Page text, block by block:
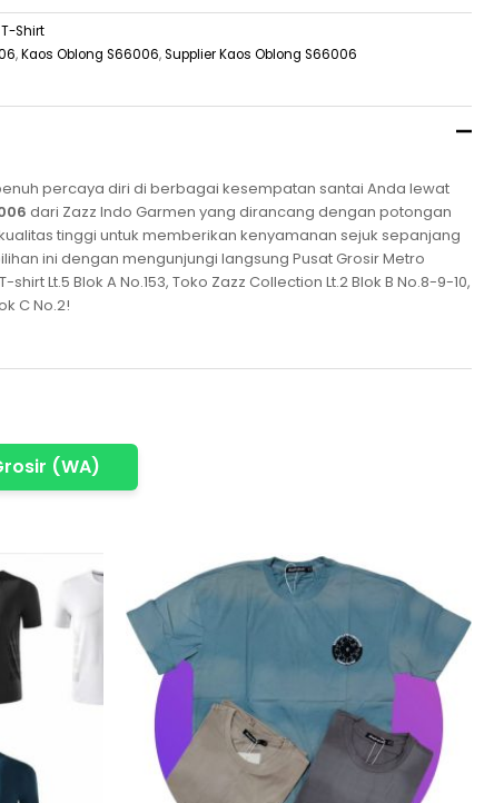
Shirt
,Kaos Oblong S66006,Supplier Kaos Oblong S66006
percaya diri di berbagai kesempatan santai Anda lewat
dari Zazz Indo Garmen yang dirancang dengan potongan
tinggi untuk memberikan kenyamanan sejuk sepanjang
ini dengan mengunjungi langsung Pusat Grosir Metro
Lt.5 Blok A No.153, Toko Zazz Collection Lt.2 Blok B No.8-9-10,
C No.2!
(WA)